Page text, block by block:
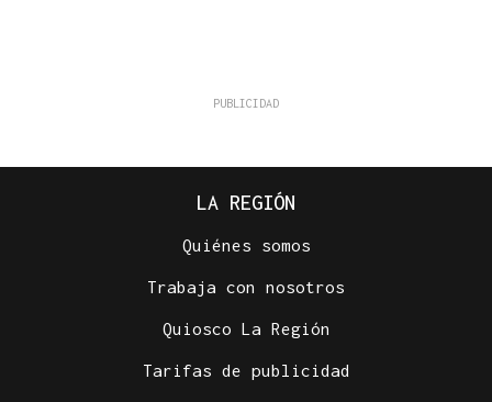
LA REGIÓN
Quiénes somos
Trabaja con nosotros
Quiosco La Región
Tarifas de publicidad